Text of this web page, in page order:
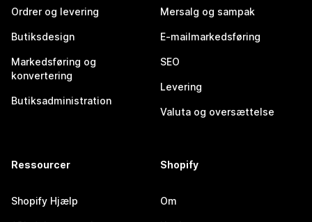
Ordrer og levering
Butiksdesign
Markedsføring og
konvertering
Butiksadministration
Mersalg og sampak
E-mailmarkedsføring
SEO
Levering
Valuta og oversættelse
Ressourcer
Shopify Hjælp
Shopify
Om